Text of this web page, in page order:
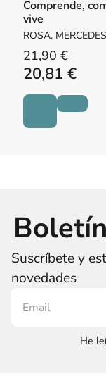
Comprende,
vive
ROSA,
21,90 €
20,81 €
Suscríbete y
novedades
He